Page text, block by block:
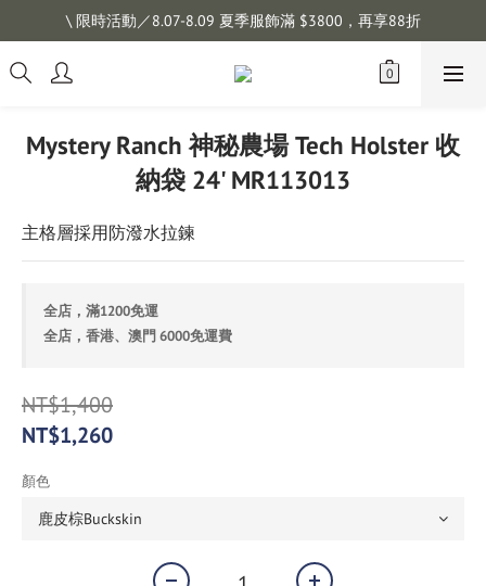
註冊會員拿購物金 $100，滿$1200免運
\ 限時活動／8.07-8.09 夏季服飾滿 $3800，再享88折
註冊會員拿購物金 $100，滿$1200免運
Mystery Ranch 神秘農場 Tech Holster 收
納袋 24' MR113013
主格層採用防潑水拉鍊
全店，滿1200免運
全店，香港、澳門 6000免運費
NT$1,400
NT$1,260
顏色